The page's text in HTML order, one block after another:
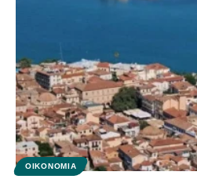
ΟΙΚΟΝΟΜΊΑ